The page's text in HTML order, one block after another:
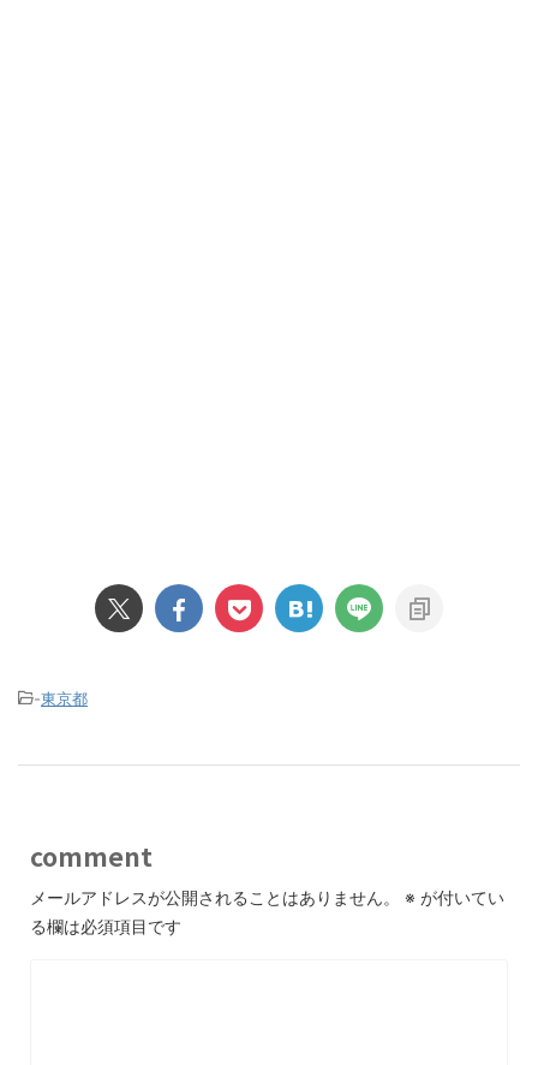
-東京都
comment
メールアドレスが公開されることはありません。 ※ が付いてい
る欄は必須項目です